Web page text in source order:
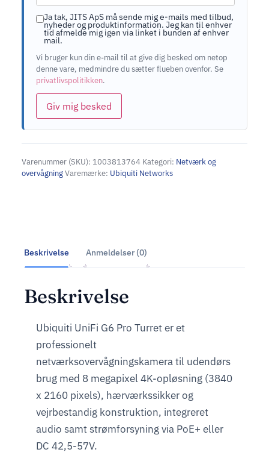
Ja tak, JITS ApS må sende mig e-mails med tilbud,
nyheder og produktinformation. Jeg kan til enhver
tid afmelde mig igen via linket i bunden af enhver
mail.
Vi bruger kun din e-mail til at give dig besked om netop
denne vare, medmindre du sætter flueben ovenfor. Se
privatlivspolitikken.
Giv mig besked
Varenummer (SKU): 1003813764 Kategori: Netværk og
overvågningVaremærke: Ubiquiti Networks
Beskrivelse Anmeldelser (0)
Beskrivelse
Ubiquiti UniFi G6 Pro Turret er et
professionelt
netværksovervågningskamera til udendørs
brug med 8 megapixel 4K-opløsning (3840
x 2160 pixels), hærværkssikker og
vejrbestandig konstruktion, integreret
audio samt strømforsyning via PoE+ eller
DC 42,5-57V.